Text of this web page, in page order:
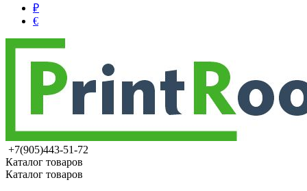
₽
€
+7(905)443-51-72
Каталог товаров
Каталог товаров